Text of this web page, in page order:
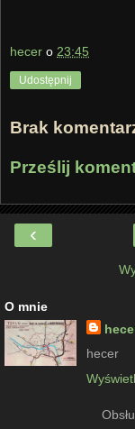
hecer o 23:45
Udostępnij
Brak
Prześlij
‹
O mnie
hecer